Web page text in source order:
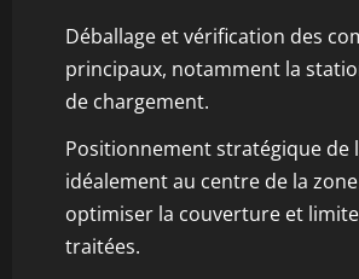
Déballage et vérification des
principaux, notamment la
de chargement.
Positionnement stratégique de
idéalement au centre de la
optimiser la couverture et
traitées.